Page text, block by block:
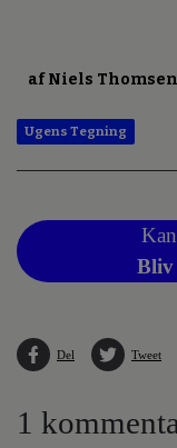
af Niels Thomsen
Ugens Tegning
Bliv
Del Tweet
1